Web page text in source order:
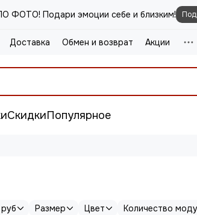
ФОТО! Подари эмоции себе и близким!
Доставка Обмен и возврат Акции
СкидкиПопулярное
Размер Цвет Количество